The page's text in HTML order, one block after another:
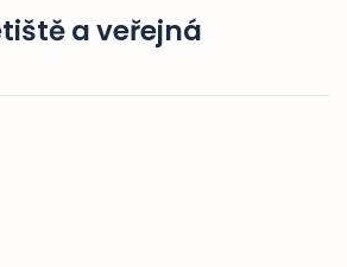
a veřejná